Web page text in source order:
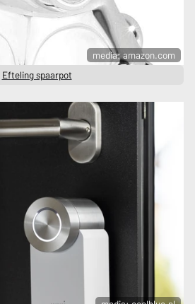
media: amazon.com
Efteling spaarpot